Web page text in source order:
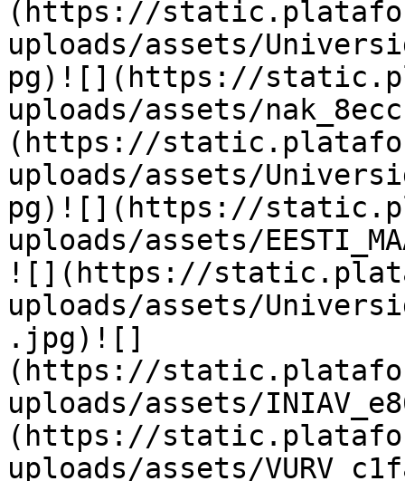
(https://
uploads/assets/
pg)![](https://
uploads/assets/
(https://
uploads/assets/
pg)![](https://
uploads/assets/
![](https://
uploads/assets/
.jpg)![]
(https://
uploads/assets/
(https://
uploads/assets/